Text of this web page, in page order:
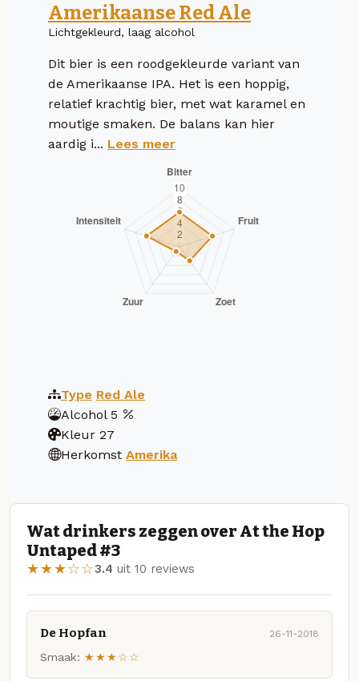
Amerikaanse Red Ale
Lichtgekleurd, laag alcohol
Dit bier is een roodgekleurde variant van
de Amerikaanse IPA. Het is een hoppig,
relatief krachtig bier, met wat karamel en
moutige smaken. De balans kan hier
aardig i... Lees meer
Type Red Ale
Alcohol 5
Kleur 27
Herkomst Amerika
Wat drinkers zeggen over At the Hop
Untaped #3
★★★☆☆3.4 uit 10 reviews
De Hopfan 26-11-2018
Smaak: ★★★☆☆